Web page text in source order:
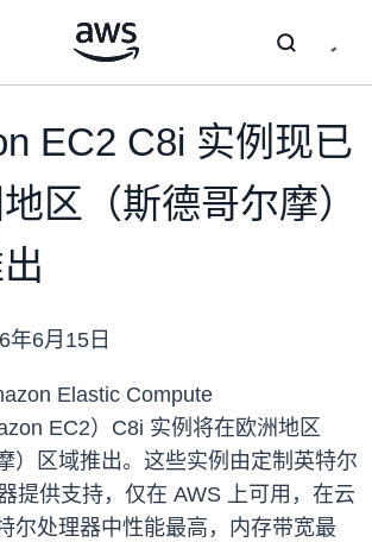
EC2 C8i 实例现已
区（斯德哥尔摩）
年6月15日
Elastic Compute
EC2）C8i 实例将在欧洲地区
）区域推出。这些实例由定制英特尔
提供支持，仅在 AWS 上可用，在云
尔处理器中性能最高，内存带宽最